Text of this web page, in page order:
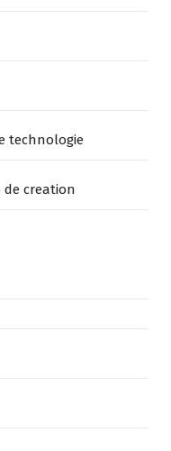
technologie
creation